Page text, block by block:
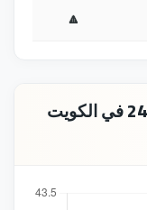
🔼
📊 مؤشر سعر جرام الذهب عيار 24 في الكويت